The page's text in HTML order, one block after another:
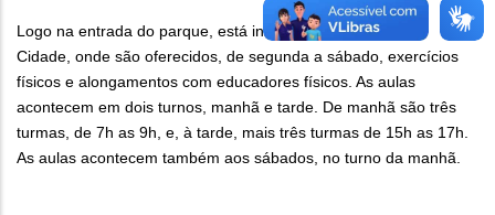
Logo na entrada do parque, está instalada a Academia da
Cidade, onde são oferecidos, de segunda a sábado, exercícios
físicos e alongamentos com educadores físicos. As aulas
acontecem em dois turnos, manhã e tarde. De manhã são três
turmas, de 7h as 9h, e, à tarde, mais três turmas de 15h as 17h.
As aulas acontecem também aos sábados, no turno da manhã.